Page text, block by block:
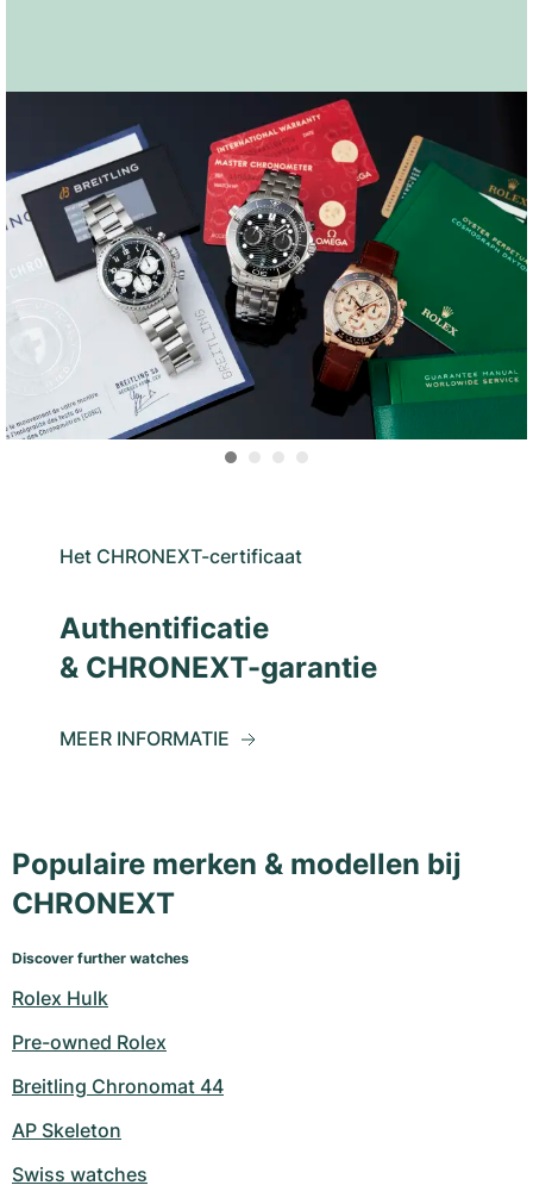
Het CHRONEXT-certificaat
Authentificatie
& CHRONEXT-garantie
MEER INFORMATIE
Populaire merken & modellen bij
CHRONEXT
Discover further watches
Rolex Hulk
Pre-owned Rolex
Breitling Chronomat 44
AP Skeleton
Swiss watches